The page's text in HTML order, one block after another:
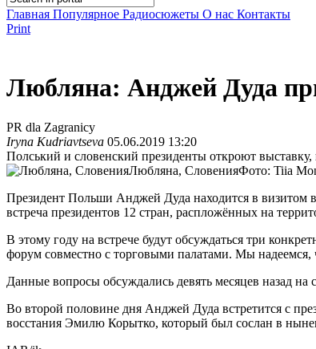
Главная Популярное Радиосюжеты О нас Контакты
Print
Любляна: Анджей Дуда
PR dla Zagranicy
Iryna Kudriavtseva 05.06.2019 13:20
Полський и словенский президенты откроют
Любляна, СловенияФото: Tiia
Президент Польши Анджей Дуда находится в визитом
встреча президентов 12 стран, распложённых на
В этому году на встрече будут обсуждаться три
форум совместно с торговыми палатами. Мы надеемся,
Данные вопросы обсуждались девять месяцев назад
Во второй половине дня Анджей Дуда встретится с
восстания Эмилю Корытко, который был сослан в